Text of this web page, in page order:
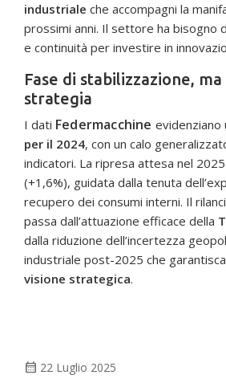
industriale che accompagni la
prossimi anni. Il settore ha bisogno
e continuità per investire in
Fase di stabilizzazione,
strategia
I dati Federmacchine evidenziano
per il 2024, con un calo
indicatori. La ripresa attesa nel
(+1,6%), guidata dalla tenuta
recupero dei consumi interni. Il
passa dall’attuazione efficace della
dalla riduzione dell’incertezza
industriale post-2025 che
visione strategica.
calendar_month 22 Luglio 2025